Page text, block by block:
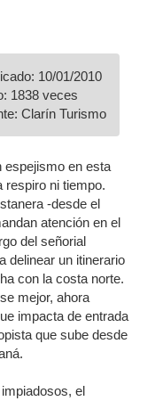
10/01/2010
1838 veces
Clarín Turismo
espejismo en esta
respiro ni tiempo.
-desde el
atención en el
del señorial
delinear un itinerario
con la costa norte.
mejor, ahora
impacta de entrada
que sube desde
el